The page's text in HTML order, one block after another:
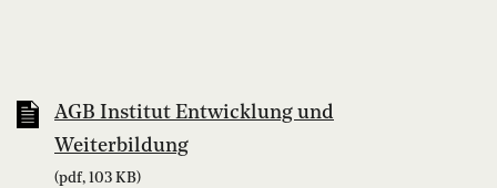
AGB Institut Entwicklung und
Weiterbildung
(pdf, 103 KB)